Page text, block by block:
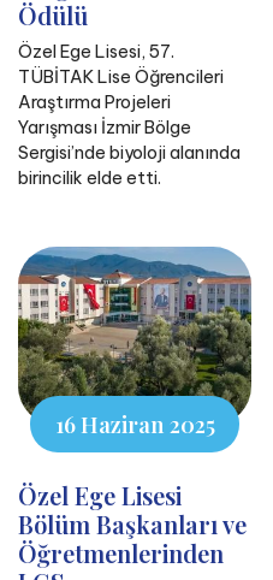
Ödülü
Özel Ege Lisesi, 57.
TÜBİTAK Lise Öğrencileri
Araştırma Projeleri
Yarışması İzmir Bölge
Sergisi’nde biyoloji alanında
birincilik elde etti.
16 Haziran 2025
Özel Ege Lisesi
Bölüm Başkanları ve
Öğretmenlerinden